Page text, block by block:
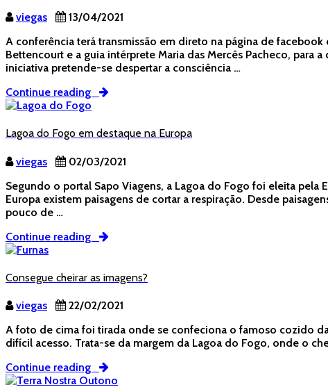
viegas
13/04/2021
A conferência terá transmissão em direto na página de
Bettencourt e a guia intérprete Maria das Mercês Pacheco,
iniciativa pretende-se despertar a consciência …
Continue reading
Lagoa do Fogo em destaque na Europa
viegas
02/03/2021
Segundo o portal Sapo Viagens, a Lagoa do Fogo foi eleita pela
Europa existem paisagens de cortar a respiração. Desde
pouco de …
Continue reading
Consegue cheirar as imagens?
viegas
22/02/2021
A foto de cima foi tirada onde se confeciona o famoso cozido
difícil acesso. Trata-se da margem da Lagoa do Fogo, onde o
Continue reading